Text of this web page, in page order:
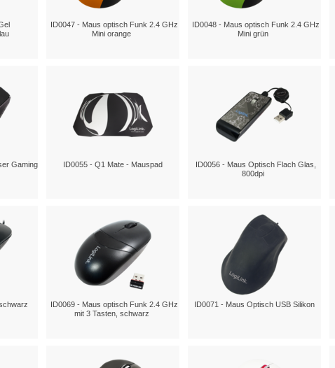
ID0047 - Maus optisch Funk 2.4 GHz
Mini orange
ID0048 - Maus optisch Funk 2.4 GHz
Mini grün
Gaming
ID0055 - Q1 Mate - Mauspad
ID0056 - Maus Optisch Flach Glas,
800dpi
ID0069 - Maus optisch Funk 2.4 GHz
mit 3 Tasten, schwarz
ID0071 - Maus Optisch USB Silikon